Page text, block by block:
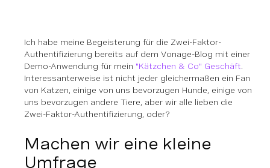
Ich habe meine Begeisterung für die Zwei-Faktor-
Authentifizierung bereits auf dem Vonage-Blog mit einer
Demo-Anwendung für mein "Kätzchen & Co" Geschäft.
Interessanterweise ist nicht jeder gleichermaßen ein Fan
von Katzen, einige von uns bevorzugen Hunde, einige von
uns bevorzugen andere Tiere, aber wir alle lieben die
Zwei-Faktor-Authentifizierung, oder?
Machen wir eine kleine
Umfrage